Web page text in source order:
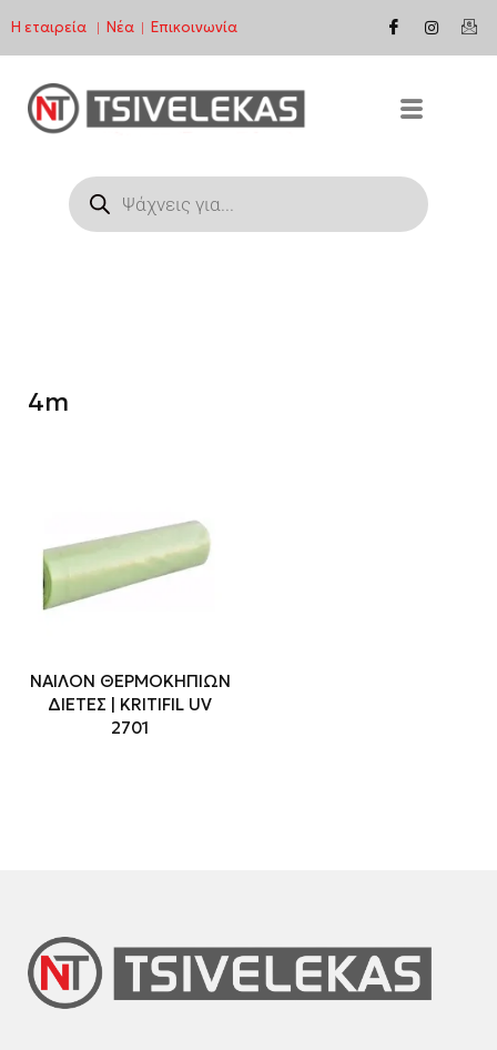
Μεταπηδήστε
στο
περιεχόμενο
Η εταιρεία | Νέα | Επικοινωνία
4m
ΝΑΙΛΟΝ ΘΕΡΜΟΚΗΠΙΩΝ
ΔΙΕΤΕΣ | KRITIFIL UV
2701